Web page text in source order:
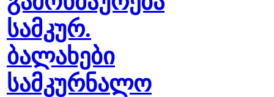
სამკურ.
ბალახები
სამკურნალო